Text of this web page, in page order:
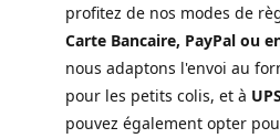
profitez de nos modes de
Carte Bancaire, PayPal ou
nous adaptons l'envoi au
pour les petits colis, et à
pouvez également opter